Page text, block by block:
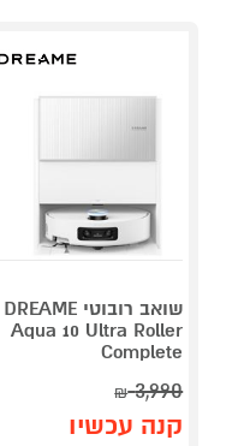
שואב רובוטי DREAME
Aqua 10 Ultra Roller
Complete
3,990
₪
קנה עכשיו